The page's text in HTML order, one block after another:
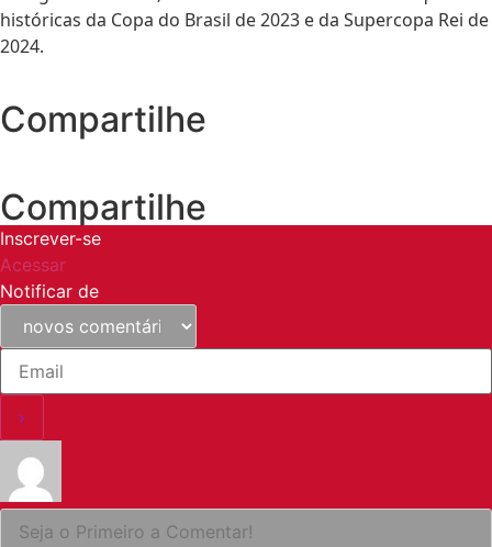
históricas da Copa do Brasil de 2023 e da Supercopa Rei de
2024.
Compartilhe
Compartilhe
Inscrever-se
Acessar
Notificar de